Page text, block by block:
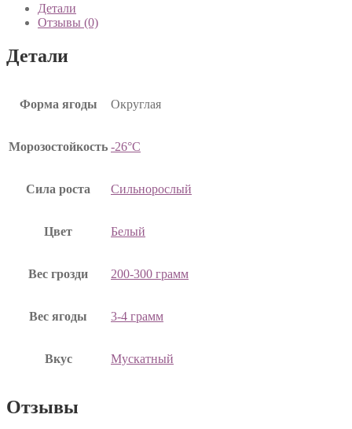
Детали
Отзывы (0)
Детали
Форма ягоды Округлая
Морозостойкость -26°С
Сила роста Сильнорослый
Цвет Белый
Вес грозди 200-300 грамм
Вес ягоды 3-4 грамм
Вкус Мускатный
Отзывы